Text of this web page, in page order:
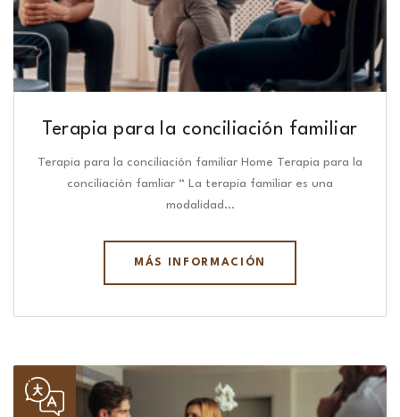
Terapia para la conciliación familiar
Terapia para la conciliación familiar Home Terapia para la
conciliación famliar “ La terapia familiar es una
modalidad…
MÁS INFORMACIÓN